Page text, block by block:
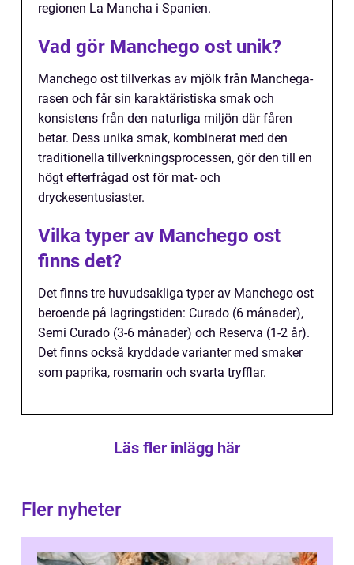
regionen La Mancha i Spanien.
Vad gör Manchego ost unik?
Manchego ost tillverkas av mjölk från Manchega-
rasen och får sin karaktäristiska smak och
konsistens från den naturliga miljön där fåren
betar. Dess unika smak, kombinerat med den
traditionella tillverkningsprocessen, gör den till en
högt efterfrågad ost för mat- och
dryckesentusiaster.
Vilka typer av Manchego ost
finns det?
Det finns tre huvudsakliga typer av Manchego ost
beroende på lagringstiden: Curado (6 månader),
Semi Curado (3-6 månader) och Reserva (1-2 år).
Det finns också kryddade varianter med smaker
som paprika, rosmarin och svarta tryfflar.
Läs fler inlägg här
Fler nyheter